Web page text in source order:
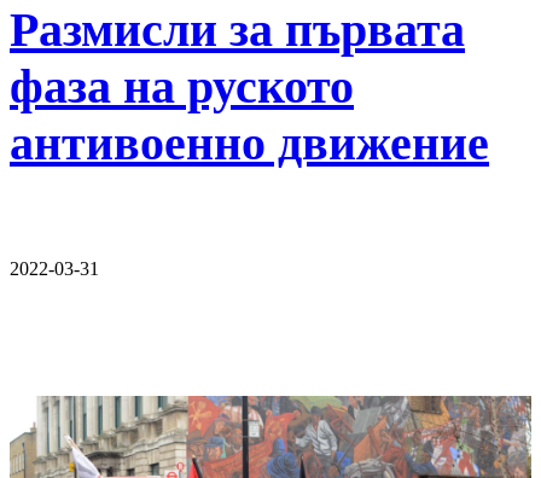
Размисли за първата
фаза на руското
антивоенно движение
2022-03-31